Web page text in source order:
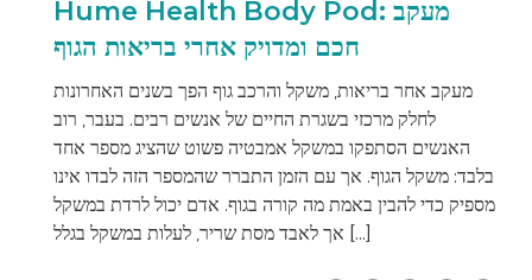
Hume Health Body Pod: מעקב
חכם ומדויק אחרי בריאות הגוף
מעקב אחר בריאות, משקל והרכב גוף הפך בשנים האחרונות
לחלק מרכזי בשגרת החיים של אנשים רבים. בעבר, רוב
האנשים הסתפקו במשקל אמבטיה פשוט שהציג מספר אחד
בלבד: משקל הגוף. אך עם הזמן התברר שהמספר הזה לבדו אינו
מספיק כדי להבין באמת מה קורה בגוף. אדם יכול לרדת במשקל
אך לאבד מסת שריר, לעלות במשקל בגלל […]